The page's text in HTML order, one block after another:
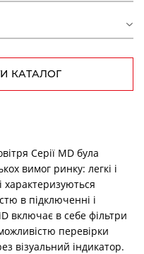
КАТАЛОГ
Серії MD була
вимог ринку: легкі і
характеризуються
в підключенні і
включає в себе фільтри
перевірки
візуальний індикатор.